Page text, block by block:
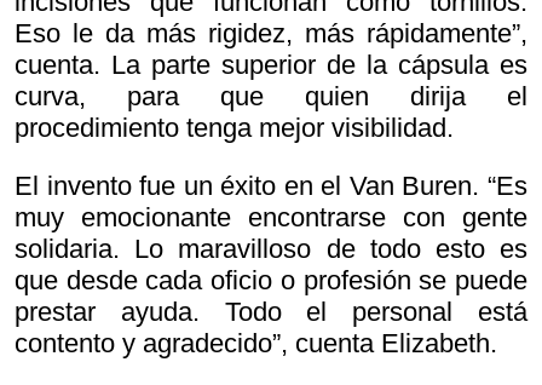
Eso le da más rigidez, más rápidamente”,
cuenta. La parte superior de la cápsula es
curva, para que quien dirija el
procedimiento tenga mejor visibilidad.
El invento fue un éxito en el Van Buren. “Es
muy emocionante encontrarse con gente
solidaria. Lo maravilloso de todo esto es
que desde cada oficio o profesión se puede
prestar ayuda. Todo el personal está
contento y agradecido”, cuenta Elizabeth.